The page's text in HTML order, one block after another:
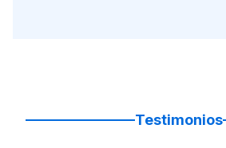
Testimonios